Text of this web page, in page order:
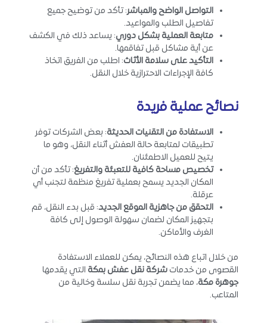
التواصل الواضح والمباشر: تأكد من توضيح جميع
تفاصيل الطلب والمواعيد.
متابعة العملية بشكل دوري: يساعد ذلك في الكشف
عن أية مشاكل قبل تفاقمها.
التأكيد على سلامة الأثاث: اطلب من الفريق اتخاذ
كافة الإجراءات الاحترازية خلال النقل.
نصائح عملية فريدة
الاستفادة من التقنيات الحديثة: بعض الشركات توفر
تطبيقات لمتابعة حالة العفش أثناء النقل، وهو ما
يتيح للعميل الاطمئنان.
تخصيص مساحة كافية للتعبئة والتفريغ: تأكد من أن
المكان الجديد يسمح بعملية تفريغ منظمة لتجنب أي
عرقلة.
التحقق من جاهزية الموقع الجديد: قبل بدء النقل، قم
بتجهيز المكان لضمان سهولة الوصول إلى كافة
الغرف والأماكن.
من خلال اتباع هذه النصائح، يمكن للعملاء الاستفادة
القصوى من خدمات شركة نقل عفش بمكة التي يقدمها
جوهرة مكة، مما يضمن تجربة نقل سلسة وخالية من
المتاعب.